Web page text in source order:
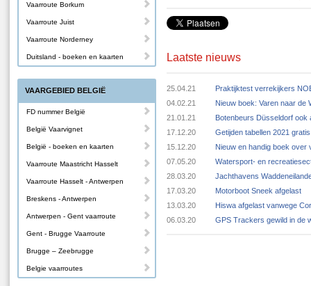
Laatste nieuws
25.04.21
Praktijktest verrekijkers
04.02.21
Nieuw boek: Varen naar de
21.01.21
Botenbeurs Düsseldorf ook
17.12.20
Getijden tabellen 2021
15.12.20
Nieuw en handig boek over
07.05.20
Watersport- en
28.03.20
Jachthavens
17.03.20
Motorboot Sneek afgelast
13.03.20
Hiswa afgelast vanwege
06.03.20
GPS Trackers gewild in de
Vaarroute Borkum
Vaarroute Juist
Vaarroute Norderney
Duitsland - boeken en kaarten
VAARGEBIED BELGIË
FD nummer België
België Vaarvignet
België - boeken en kaarten
Vaarroute Maastricht Hasselt
Vaarroute Hasselt - Antwerpen
Breskens - Antwerpen
Antwerpen - Gent vaarroute
Gent - Brugge Vaarroute
Brugge – Zeebrugge
Belgie vaarroutes